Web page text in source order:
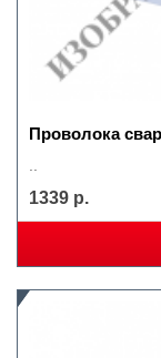
Проволока
1339 р.